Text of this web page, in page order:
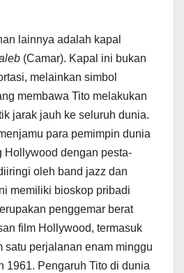
lainnya adalah kapal
(Camar). Kapal ini bukan
melainkan simbol
membawa Tito melakukan
jarak jauh ke seluruh dunia.
para pemimpin dunia
Hollywood dengan pesta-
oleh band jazz dan
memiliki bioskop pribadi
penggemar berat
film Hollywood, termasuk
satu perjalanan enam minggu
1961. Pengaruh Tito di dunia